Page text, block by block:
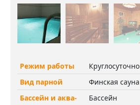
Режим работы
Круглосуточно
Вид парной
Финская сауна
Бассейн и аква-
Бассейн